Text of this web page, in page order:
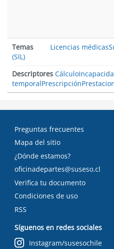
Temas Licencias médicas
(SIL)
Descriptores Cálculo
temporalPrescripción
Preguntas frecuentes
Mapa del sitio
¿Dónde estamos?
oficinadepartes@suseso.cl
Verifica tu documento
Condiciones de uso
RSS
Síguenos en redes sociales
Instagram/susesochile